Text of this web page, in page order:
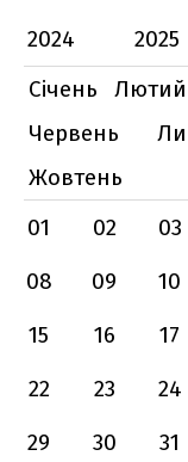
2024
2025
Січень
Лютий
Червень
Жовтень
01
02 03
08
09 10
15
16 17
22
23 24
29
30 31